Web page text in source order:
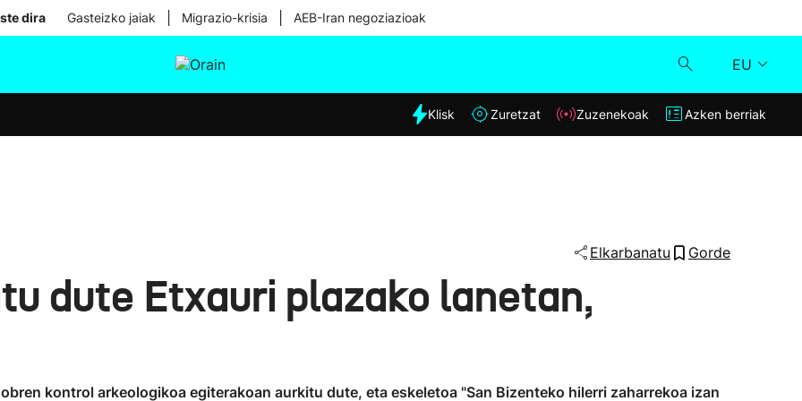
dira Gasteizko jaiak Migrazio-krisia AEB-Iran negoziazioak
EU
Eguraldia
Klisk
Klisk Zuretzat Zuzenekoak Azken berriak
Elkarbanatu Gorde
dute Etxauri plazako lanetan,
kontrol arkeologikoa egiterakoan aurkitu dute, eta eskeletoa "San Bizenteko hilerri zaharrekoa izan